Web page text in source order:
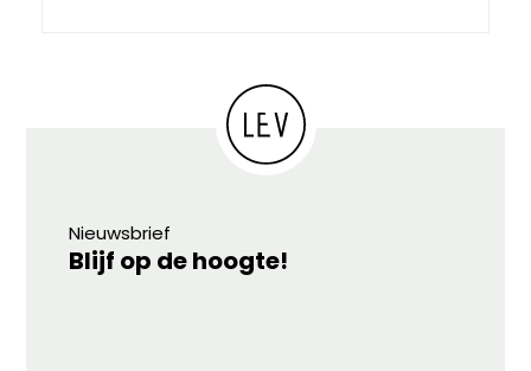
Nieuwsbrief
Blijf op de hoogte!